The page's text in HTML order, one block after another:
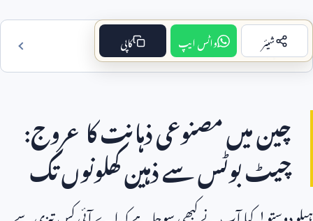
فہرست مضمون
چین میں مصنوعی ذہانت کا عروج:
چیٹ بوٹس سے ذہین کھلونوں تک
شیئر واٹس ایپ کاپی